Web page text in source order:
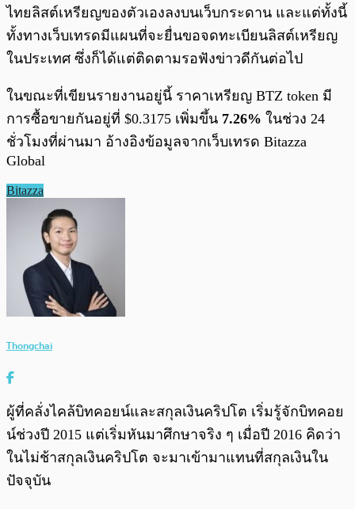
ไทยลิสต์เหรียญของตัวเองลงบนเว็บกระดาน และแต่ทั้งนี้
ทั้งทางเว็บเทรดมีแผนที่จะยื่นขอจดทะเบียนลิสต์เหรียญ
ในประเทศ ซึ่งก็ได้แต่ติดตามรอฟังข่าวดีกันต่อไป
ในขณะที่เขียนรายงานอยู่นี้ ราคาเหรียญ BTZ token มี
การซื้อขายกันอยู่ที่ $0.3175 เพิ่มขึ้น 7.26% ในช่วง 24
ชั่วโมงที่ผ่านมา อ้างอิงข้อมูลจากเว็บเทรด Bitazza
Global
Bitazza
Thongchai
ผู้ที่คลั่งไคล้บิทคอยน์และสกุลเงินคริปโต เริ่มรู้จักบิทคอย
น์ช่วงปี 2015 แต่เริ่มหันมาศึกษาจริง ๆ เมื่อปี 2016 คิดว่า
ในไม่ช้าสกุลเงินคริปโต จะมาเข้ามาแทนที่สกุลเงินใน
ปัจจุบัน